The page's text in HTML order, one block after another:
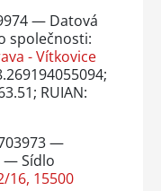
— Datová
společnosti:
- Vítkovice
RUIAN:
—
— Sídlo
16, 15500